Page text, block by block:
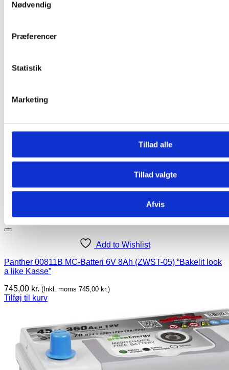
Nødvendig
Præferencer
Statistik
Marketing
Tillad alle
Tillad valgte
Afvis
Add to Wishlist
Panther 00811B MC-Batteri 6V 8Ah (ZWST-05) “Bakelit look
a like Kasse”
745,00 kr. (Inkl. moms 745,00 kr.)
Tilføj til kurv